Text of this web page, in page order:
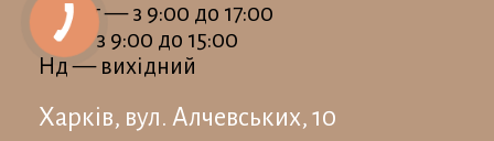
Пн-Пт — з 9:00 до 17:00
Сб — з 9:00 до 15:00
Нд — вихідний
Харків, вул. Алчевських, 10